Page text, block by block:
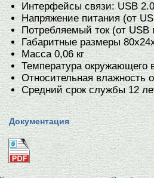
Интерфейсы связи: USB
Напряжение питания (от
Потребляемый ток (от
Габаритные размеры
Масса 0,06 кг
Температура окружающего
Относительная влажность
Средний срок службы 12
Документация